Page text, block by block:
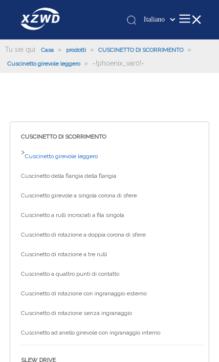
Italiano
românesc
Türk dili
Deutsch
Tu sei qui: Casa » prodotti » CUSCINETTO DI SCORRIMENTO »
Cuscinetto girevole leggero » ~!phoenix_var0!~
CUSCINETTO DI SCORRIMENTO
>
Cuscinetto girevole leggero
Cuscinetto della flangia della flangia
Cuscinetto girevole a singola corona di sfere
Cuscinetto a rulli incrociati a fila singola
Cuscinetto di rotazione a doppia corona di sfere
Cuscinetto di rotazione a tre rulli
Cuscinetto a quattro punti di contatto
Cuscinetto di rotazione con ingranaggio esterno
Cuscinetto di rotazione senza ingranaggio
Cuscinetto ad anello girevole con ingranaggio interno
SLEW DRIVE